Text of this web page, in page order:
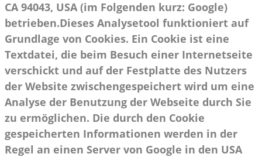
CA 94043, USA (im Folgenden kurz: Google)
betrieben.Dieses Analysetool funktioniert auf
Grundlage von Cookies. Ein Cookie ist eine
Textdatei, die beim Besuch einer Internetseite
verschickt und auf der Festplatte des Nutzers
der Website zwischengespeichert wird um eine
Analyse der Benutzung der Webseite durch Sie
zu ermöglichen. Die durch den Cookie
gespeicherten Informationen werden in der
Regel an einen Server von Google in den USA